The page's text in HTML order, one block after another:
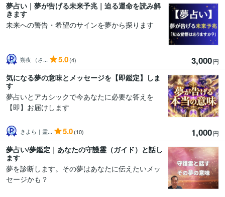
夢占い｜夢が告げる未来予兆｜迫る運命を読み解
きます
未来への警告・希望のサインを夢から探ります
朔夜 （さ... 5.0(4) 3,000円
気になる夢の意味とメッセージを【即鑑定】しま
す
夢占いとアカシックで今あなたに必要な答えを
【即】お届けします
きよら｜霊... 5.0(10) 1,000円
夢占い/夢鑑定｜あなたの守護霊（ガイド）と話し
ます
夢を診断します。その夢はあなたに伝えたいメッ
セージかも？